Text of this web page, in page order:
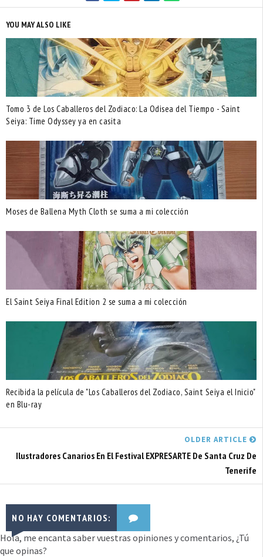
YOU MAY ALSO LIKE
Tomo 3 de Los Caballeros del Zodiaco: La Odisea del Tiempo - Saint
Seiya: Time Odyssey ya en casita
Moses de Ballena Myth Cloth se suma a mi colección
El Saint Seiya Final Edition 2 se suma a mi colección
Recibida la película de "Los Caballeros del Zodiaco, Saint Seiya el Inicio"
en Blu-ray
OLDER ARTICLE
Ilustradores Canarios En El Festival EXPRESARTE De Santa Cruz De
Tenerife
NO HAY COMENTARIOS:
Hola, me encanta saber vuestras opiniones y comentarios, ¿Tú
que opinas?